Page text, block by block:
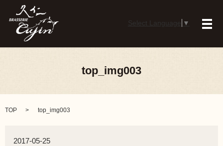
Select Language ▼
メ
top_img003
TOP top_img003
2017-05-25